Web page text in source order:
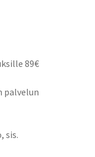
89€
palvelun
sis.